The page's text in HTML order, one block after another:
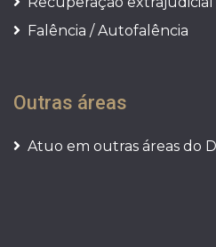
Falência / Autofalência
Outras áreas
Atuo em outras áreas do